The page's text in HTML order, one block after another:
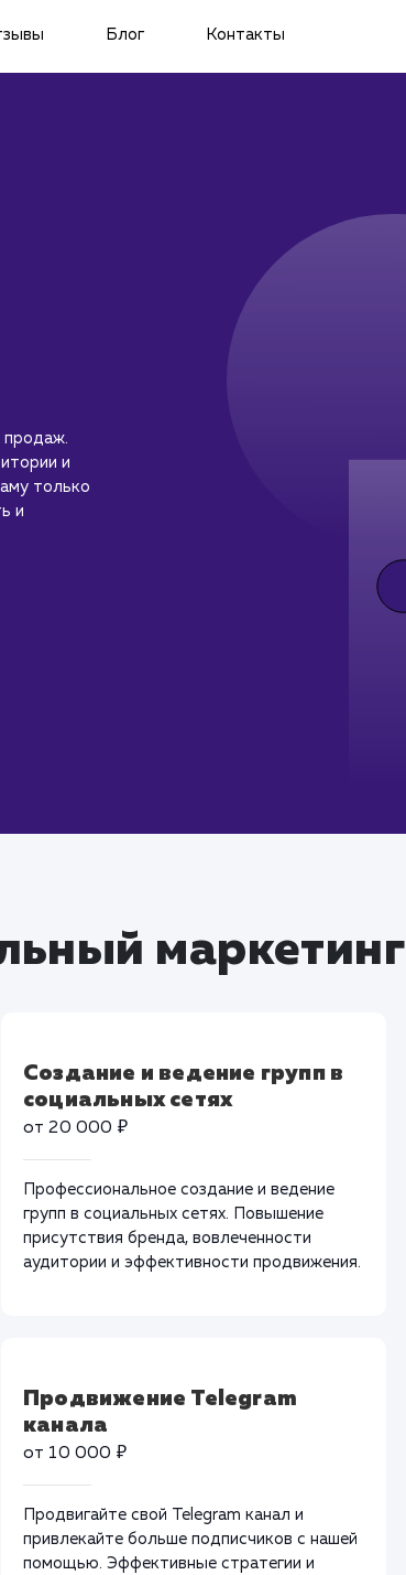
Блог Контакты
продаж.
и
только
и
маркетинг
Создание и ведение групп в
социальных сетях
от 20 000 ₽
Профессиональное создание и ведение
групп в социальных сетях. Повышение
присутствия бренда, вовлеченности
аудитории и эффективности продвижения.
Продвижение Telegram
канала
от 10 000 ₽
Продвигайте свой Telegram канал и
привлекайте больше подписчиков с нашей
помощью. Эффективные стратегии и